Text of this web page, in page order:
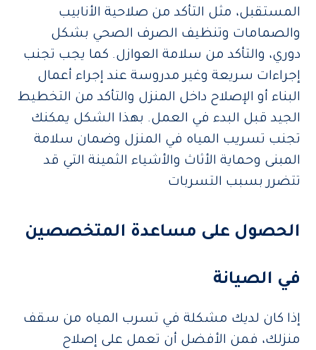
المستقبل، مثل التأكد من صلاحية الأنابيب
والصمامات وتنظيف الصرف الصحي بشكل
دوري، والتأكد من سلامة العوازل. كما يجب تجنب
إجراءات سريعة وغير مدروسة عند إجراء أعمال
البناء أو الإصلاح داخل المنزل والتأكد من التخطيط
الجيد قبل البدء في العمل. بهذا الشكل يمكنك
تجنب تسريب المياه في المنزل وضمان سلامة
المبنى وحماية الأثاث والأشياء الثمينة التي قد
تتضرر بسبب التسربات
الحصول على مساعدة المتخصصين
في الصيانة
إذا كان لديك مشكلة في تسرب المياه من سقف
منزلك، فمن الأفضل أن تعمل على إصلاح